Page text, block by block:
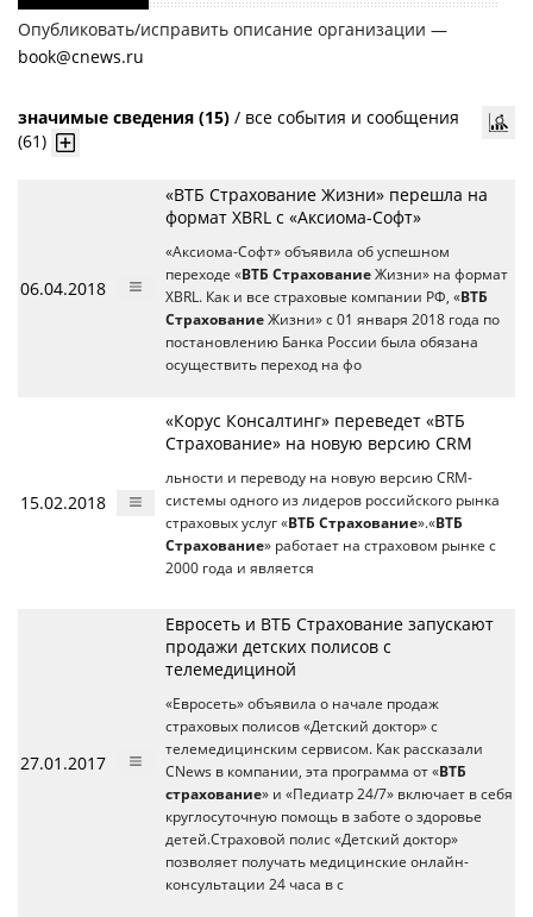
Опубликовать/исправить описание организации —
book@cnews.ru
значимые сведения (15) / все события и сообщения
(61)
06.04.2018
«ВТБ Страхование Жизни» перешла на
формат XBRL с «Аксиома-Софт»
«Аксиома-Софт» объявила об успешном
переходе «ВТБ Страхование Жизни» на формат
XBRL. Как и все страховые компании РФ, «ВТБ
Страхование Жизни» с 01 января 2018 года по
постановлению Банка России была обязана
осуществить переход на фо
15.02.2018
«Корус Консалтинг» переведет «ВТБ
Страхование» на новую версию CRM
льности и переводу на новую версию CRM-
системы одного из лидеров российского рынка
страховых услуг «ВТБ Страхование».«ВТБ
Страхование» работает на страховом рынке с
2000 года и является
27.01.2017
Евросеть и ВТБ Страхование запускают
продажи детских полисов с
телемедициной
«Евросеть» объявила о начале продаж
страховых полисов «Детский доктор» с
телемедицинским сервисом. Как рассказали
CNews в компании, эта программа от «ВТБ
страхование» и «Педиатр 24/7» включает в себя
круглосуточную помощь в заботе о здоровье
детей.Страховой полис «Детский доктор»
позволяет получать медицинские онлайн-
консультации 24 часа в с